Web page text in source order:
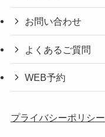
お問い合わせ
よくあるご質問
WEB予約
プライバシーポリシー